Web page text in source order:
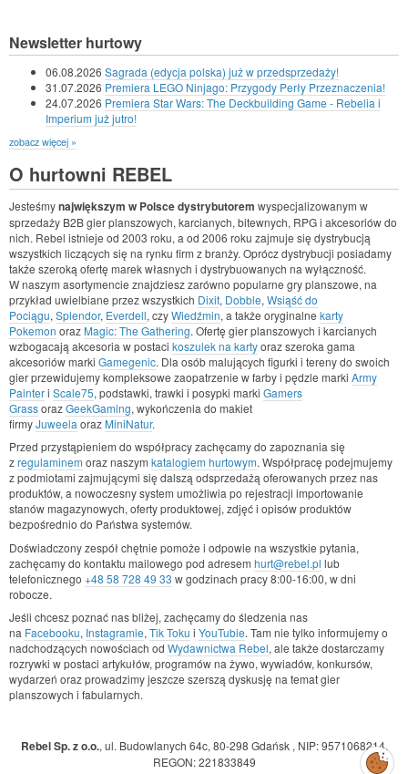
Newsletter hurtowy
06.08.2026 Sagrada (edycja polska) już w przedsprzedaży!
31.07.2026 Premiera LEGO Ninjago: Przygody Perły Przeznaczenia!
24.07.2026 Premiera Star Wars: The Deckbuilding Game - Rebelia i
Imperium już jutro!
zobacz więcej »
O hurtowni REBEL
Jesteśmynajwiększym w Polsce dystrybutorem wyspecjalizowanym w
sprzedaży B2B gier planszowych, karcianych, bitewnych, RPG i akcesoriów do
nich. Rebel istnieje od 2003 roku, a od 2006 roku zajmuje się dystrybucją
wszystkich liczących się na rynku firm z branży. Oprócz dystrybucji posiadamy
także szeroką ofertę marek własnych i dystrybuowanych na wyłączność.
W naszym asortymencie znajdziesz zarówno popularne gry planszowe, na
przykład uwielbiane przez wszystkich Dixit, Dobble, Wsiąść do
Pociągu, Splendor, Everdell, czyWiedźmin, a także oryginalne karty
Pokemon oraz Magic: The Gathering. Ofertę gier planszowych i karcianych
wzbogacają akcesoria w postaci koszulek na kartyoraz szeroka gama
akcesoriów marki Gamegenic. Dla osób malujących figurki i tereny do swoich
gier przewidujemy kompleksowe zaopatrzenie w farby i pędzle marki Army
Painteri Scale75, podstawki, trawki i posypki marki Gamers
GrassorazGeekGaming, wykończenia do makiet
firmyJuweela oraz MiniNatur.
Przed przystąpieniem do współpracy zachęcamy do zapoznania się
zregulaminem oraz naszym katalogiem hurtowym. Współpracę podejmujemy
z podmiotami zajmującymi się dalszą odsprzedażą oferowanych przez nas
produktów, a nowoczesny system umożliwia po rejestracji importowanie
stanów magazynowych, oferty produktowej, zdjęć i opisów produktów
bezpośrednio do Państwa systemów.
Doświadczony zespół chętnie pomoże i odpowie na wszystkie pytania,
zachęcamy do kontaktu mailowego pod adresem hurt@rebel.pl lub
telefonicznego +48 58 728 49 33 w godzinach pracy 8:00-16:00, w dni
robocze.
Jeśli chcesz poznać nas bliżej, zachęcamy do śledzenia nas
na Facebooku, Instagramie, Tik Toku i YouTubie. Tam nie tylko informujemy o
nadchodzących nowościach od Wydawnictwa Rebel, ale także dostarczamy
rozrywki w postaci artykułów, programów na żywo, wywiadów, konkursów,
wydarzeń oraz prowadzimy jeszcze szerszą dyskusję na temat gier
planszowych i fabularnych.
Rebel Sp. z o.o., ul. Budowlanych 64c, 80-298 Gdańsk, NIP: 9571068214,
REGON: 221833849
Zarządzaj
preferencjami
cookies